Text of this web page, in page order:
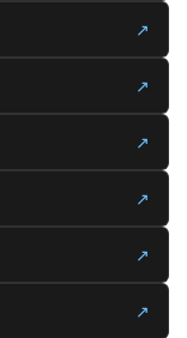
↗
↗
↗
↗
↗
↗